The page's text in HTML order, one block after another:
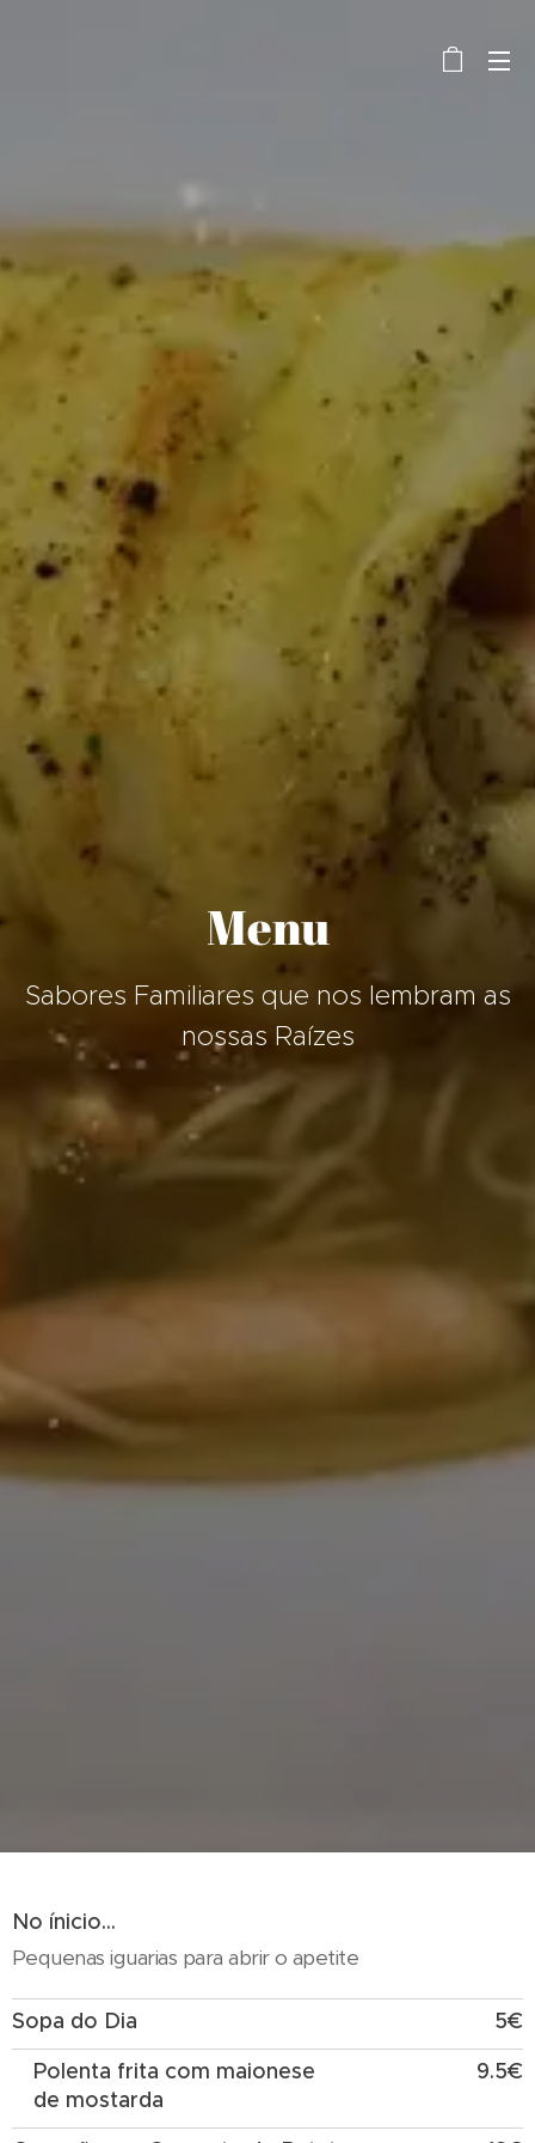
Menu
Sabores Familiares que nos lembram as
nossas Raízes
No ínicio...
Pequenas iguarias para abrir o apetite
Sopa do Dia
5€
Polenta frita com maionese
de mostarda
9.5€